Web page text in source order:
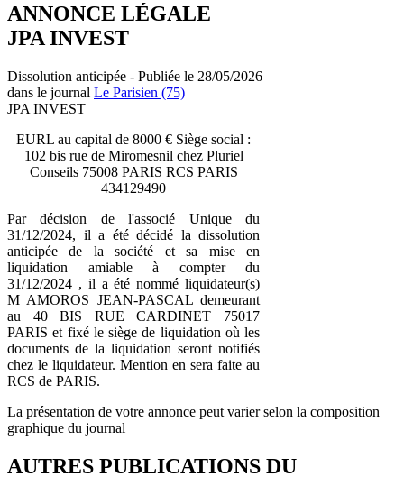
ANNONCE LÉGALE
JPA INVEST
Dissolution anticipée - Publiée le 28/05/2026
dans le journal Le Parisien (75)
JPA INVEST
EURL au capital de 8000 € Siège social :
102 bis rue de Miromesnil chez Pluriel
Conseils 75008 PARIS RCS PARIS
434129490
Par décision de l'associé Unique du
31/12/2024, il a été décidé la dissolution
anticipée de la société et sa mise en
liquidation amiable à compter du
31/12/2024 , il a été nommé liquidateur(s)
M AMOROS JEAN-PASCAL demeurant
au 40 BIS RUE CARDINET 75017
PARIS et fixé le siège de liquidation où les
documents de la liquidation seront notifiés
chez le liquidateur. Mention en sera faite au
RCS de PARIS.
La présentation de votre annonce peut varier selon la composition
graphique du journal
AUTRES PUBLICATIONS DU